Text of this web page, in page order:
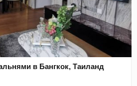
в Бангкок, Таиланд